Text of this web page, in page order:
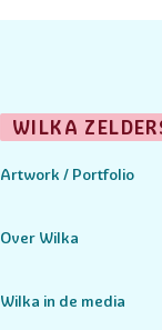
WILKA
Artwork / Portfolio
Over Wilka
Wilka in de media